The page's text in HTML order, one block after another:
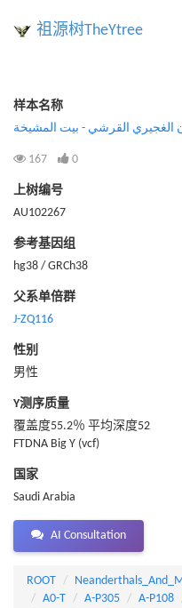
祖源树TheYtree
样本名称
الغجيري القرشي - بيت المشيخة
167 0
上树编号
AU102267
参考基因组
hg38 / GRCh38
父系单倍群
J-ZQ116
性别
男性
Y测序质量
覆盖度55.2％ 平均深度52
FTDNA Big Y (vcf)
国家
Saudi Arabia
AI Consultation
ROOT
A0-T
A-P305 A-P108